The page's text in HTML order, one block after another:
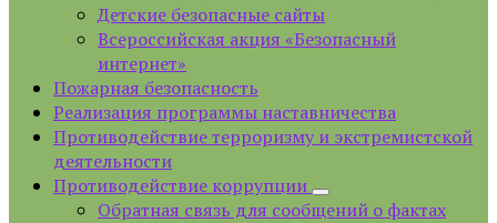
Детские безопасные сайты
Всероссийская акция «Безопасный
интернет»
Пожарная безопасность
Реализация программы наставничества
Противодействие терроризму и экстремистской
деятельности
Противодействие коррупции
Обратная связь для сообщений о фактах